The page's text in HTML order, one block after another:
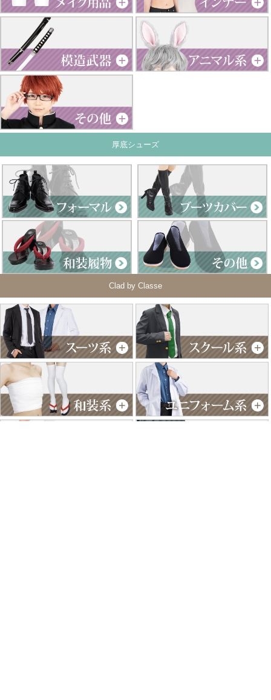
厚底シューズ
Clad by Classe